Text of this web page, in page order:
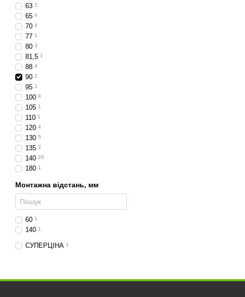
63 2
65 4
70 4
77 1
80 3
81,5 1
88 4
90 2
95 1
100 8
105 1
110 1
120 4
130 5
135 2
140 20
180 1
Монтажна відстань, мм
60 1
140 1
СУПЕРЦІНА 1